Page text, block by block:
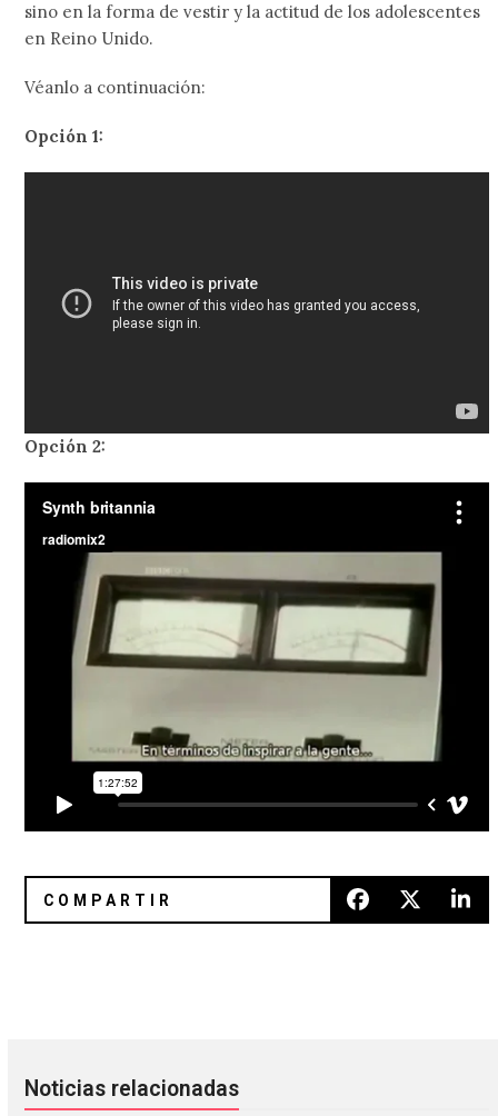
sino en la forma de vestir y la actitud de los adolescentes
en Reino Unido.
Véanlo a continuación:
Opción 1:
Opción 2:
Noticias relacionadas